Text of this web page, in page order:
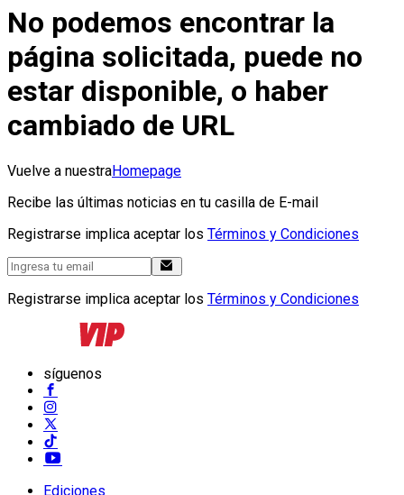
No podemos encontrar la
página solicitada, puede no
estar disponible, o haber
cambiado de URL
Vuelve a nuestraHomepage
Recibe las últimas noticias en tu casilla de E-mail
Registrarse implica aceptar los Términos y Condiciones
Registrarse implica aceptar los Términos y Condiciones
síguenos
Ediciones